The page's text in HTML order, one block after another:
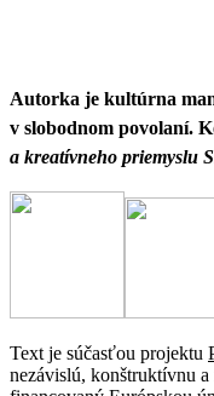
Autorka je kultúrna
v slobodnom povolaní.
a kreatívneho priemyslu
Text je súčasťou projektu
nezávislú, konštruktívnu